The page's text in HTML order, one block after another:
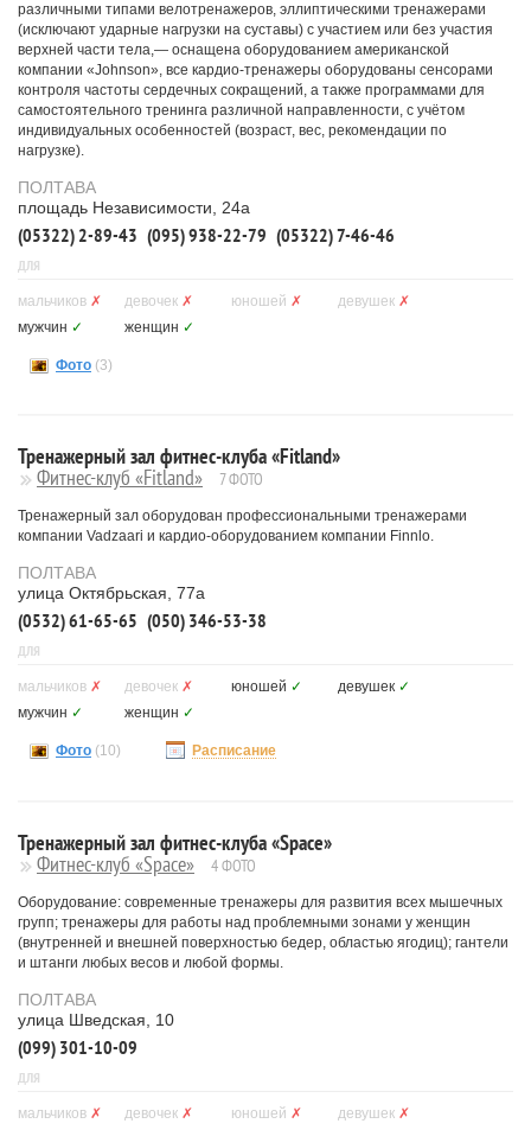
различными типами велотренажеров, эллиптическими тренажерами
(исключают ударные нагрузки на суставы) с участием или без участия
верхней части тела,— оснащена оборудованием американской
компании «Johnson», все кардио-тренажеры оборудованы сенсорами
контроля частоты сердечных сокращений, а также программами для
самостоятельного тренинга различной направленности, с учётом
индивидуальных особенностей (возраст, вес, рекомендации по
нагрузке).
ПОЛТАВА
площадь Независимости, 24а
(05322) 2-89-43 (095) 938-22-79 (05322) 7-46-46
ДЛЯ
мальчиков ✗ девочек ✗ юношей ✗ девушек ✗
мужчин ✓ женщин ✓
Фото (3)
Тренажерный зал фитнес-клуба «Fitland»
Фитнес-клуб «Fitland» 7 ФОТО
Тренажерный зал оборудован профессиональными тренажерами
компании Vadzaari и кардио-оборудованием компании Finnlo.
ПОЛТАВА
улица Октябрьская, 77а
(0532) 61-65-65 (050) 346-53-38
ДЛЯ
мальчиков ✗ девочек ✗ юношей ✓ девушек ✓
мужчин ✓ женщин ✓
Фото (10) Расписание
Тренажерный зал фитнес-клуба «Space»
Фитнес-клуб «Space» 4 ФОТО
Оборудование: современные тренажеры для развития всех мышечных
групп; тренажеры для работы над проблемными зонами у женщин
(внутренней и внешней поверхностью бедер, областью ягодиц); гантели
и штанги любых весов и любой формы.
ПОЛТАВА
улица Шведская, 10
(099) 301-10-09
ДЛЯ
мальчиков ✗ девочек ✗ юношей ✗ девушек ✗